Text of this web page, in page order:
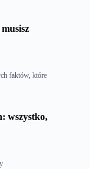
faktów, które
wszystko,